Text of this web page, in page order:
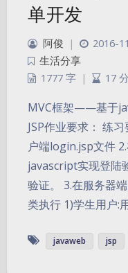
夜间模式
单开发
阿俊 | 2016-
生活分享
1777 字 | 17
MVC框架——基于
JSP作业要求： 练
户端login.jsp文件
javascript实现登陆
验证。 3.在服务器
类执行 1)学生用户:
javaweb jsp